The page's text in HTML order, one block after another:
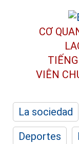
CƠ
VIÊN
La sociedad
Deportes